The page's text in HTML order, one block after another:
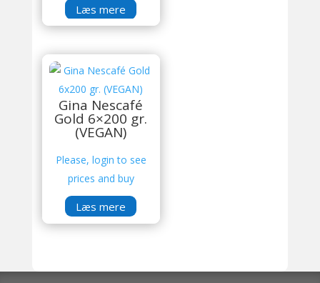
Læs mere
Gina Nescafé
Gold 6×200 gr.
(VEGAN)
Please, login to see
prices and buy
Læs mere